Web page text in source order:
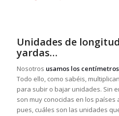
Unidades de
yardas…
Nosotros usamos los
Todo ello, como sabéis,
para subir o bajar unidades. Sin
son muy conocidas en los países
pues, cuáles son las unidades